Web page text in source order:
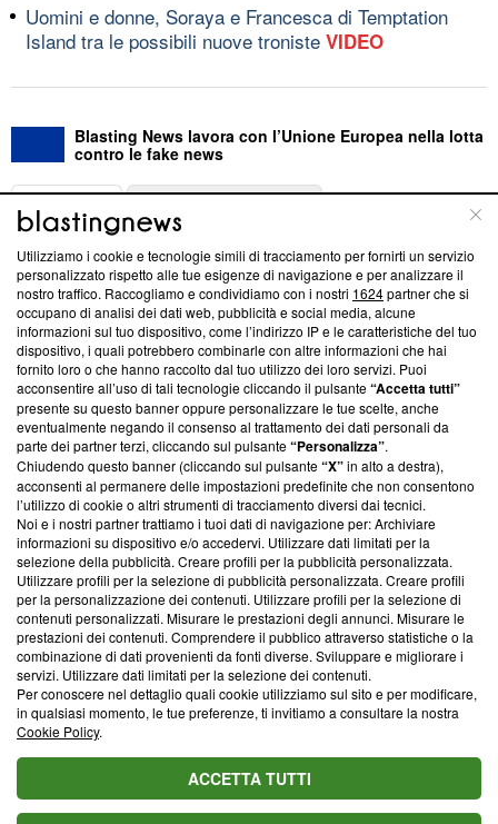
Uomini e donne, Soraya e Francesca di Temptation
Island tra le possibili nuove troniste VIDEO
Blasting News lavora con l’Unione Europea nella lotta
contro le fake news
ABOUT
Questa sezione offre informazioni trasparenti su Blasting
News, sui nostri processi editoriali e su come ci impegniamo a
creare news di qualità. Inoltre, afferma la nostra aderenza a
‘Trust Project - News with Integrity’Blasting News non è
ancora membro del programma, ma ha richiesto di farne
parte; Trust Project non ha ancora effettuato una verifica di
conformità agli standard.
Su di noi
Team editoriale
Corporate
Redazione
Informativa Privacy
Cookie Policy
Blasting SA, IDI CHE-247.845.224, Via Carlo Frasca, 3 - 6900
Lugano (Svizzera) Tel:+39 0690258937
© 2026 Blasting News
Utilizziamo i cookie e tecnologie simili di tracciamento per fornirti un servizio
personalizzato rispetto alle tue esigenze di navigazione e per analizzare il
nostro traffico. Raccogliamo e condividiamo con i nostri 1624partner che si
occupano di analisi dei dati web, pubblicità e social media, alcune
informazioni sul tuo dispositivo, come l’indirizzo IP e le caratteristiche del tuo
dispositivo, i quali potrebbero combinarle con altre informazioni che hai
fornito loro o che hanno raccolto dal tuo utilizzo dei loro servizi. Puoi
acconsentire all’uso di tali tecnologie cliccando il pulsante“Accetta tutti”
presente su questo banner oppure personalizzare le tue scelte, anche
eventualmente negando il consenso al trattamento dei dati personali da
parte dei partner terzi, cliccando sul pulsante“Personalizza”.
Chiudendo questo banner (cliccando sul pulsante“X”in alto a destra),
acconsenti al permanere delle impostazioni predefinite che non consentono
l’utilizzo di cookie o altri strumenti di tracciamento diversi dai tecnici.
Noi e i nostri partner trattiamo i tuoi dati di navigazione per: Archiviare
informazioni su dispositivo e/o accedervi. Utilizzare dati limitati per la
selezione della pubblicità. Creare profili per la pubblicità personalizzata.
Utilizzare profili per la selezione di pubblicità personalizzata. Creare profili
per la personalizzazione dei contenuti. Utilizzare profili per la selezione di
contenuti personalizzati. Misurare le prestazioni degli annunci. Misurare le
prestazioni dei contenuti. Comprendere il pubblico attraverso statistiche o la
combinazione di dati provenienti da fonti diverse. Sviluppare e migliorare i
servizi. Utilizzare dati limitati per la selezione dei contenuti.
Per conoscere nel dettaglio quali cookie utilizziamo sul sito e per modificare,
in qualsiasi momento, le tue preferenze, ti invitiamo a consultare la nostra
Cookie Policy.
ACCETTA TUTTI